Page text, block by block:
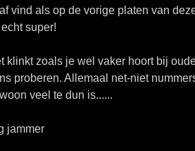
vind als op de vorige platen van
super!
klinkt zoals je wel vaker hoort bij
proberen. Allemaal net-niet
veel te dun is......
jammer